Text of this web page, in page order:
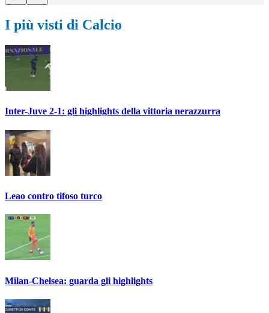
I più visti di Calcio
Inter-Juve 2-1: gli highlights della vittoria nerazzurra
Leao contro tifoso turco
Milan-Chelsea: guarda gli highlights